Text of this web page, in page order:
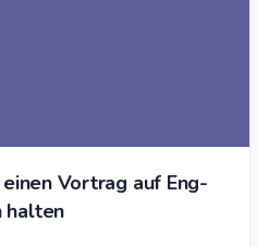
Vor­trag auf Eng­
halten